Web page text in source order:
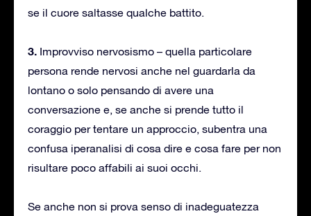
se il cuore saltasse qualche battito.
3. Improvviso nervosismo – quella particolare
persona rende nervosi anche nel guardarla da
lontano o solo pensando di avere una
conversazione e, se anche si prende tutto il
coraggio per tentare un approccio, subentra una
confusa iperanalisi di cosa dire e cosa fare per non
risultare poco affabili ai suoi occhi.
Se anche non si prova senso di inadeguatezza